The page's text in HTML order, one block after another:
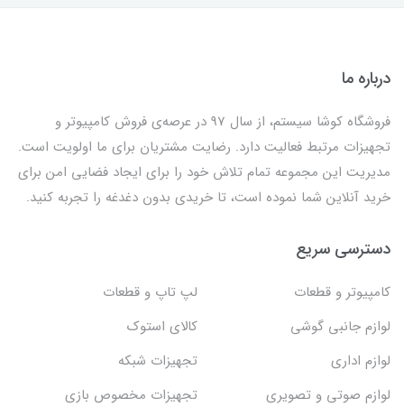
درباره ما
فروشگاه کوشا سیستم، از سال 97 در عرصه‌ی فروش کامپیوتر و
تجهیزات مرتبط فعالیت دارد. رضایت مشتریان برای ما اولویت است.
مدیریت این مجموعه تمام تلاش خود را برای ایجاد فضایی امن برای
خرید آنلاین شما نموده است، تا خریدی بدون دغدغه را تجربه کنید.
دسترسی سریع
کامپیوتر و قطعات
لپ تاپ و قطعات
لوازم جانبی گوشی
کالای استوک
لوازم اداری
تجهیزات شبکه
لوازم صوتی و تصویری
تجهیزات مخصوص بازی